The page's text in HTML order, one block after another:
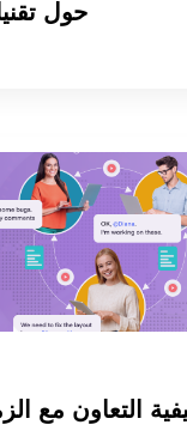
حول
التعاون مع